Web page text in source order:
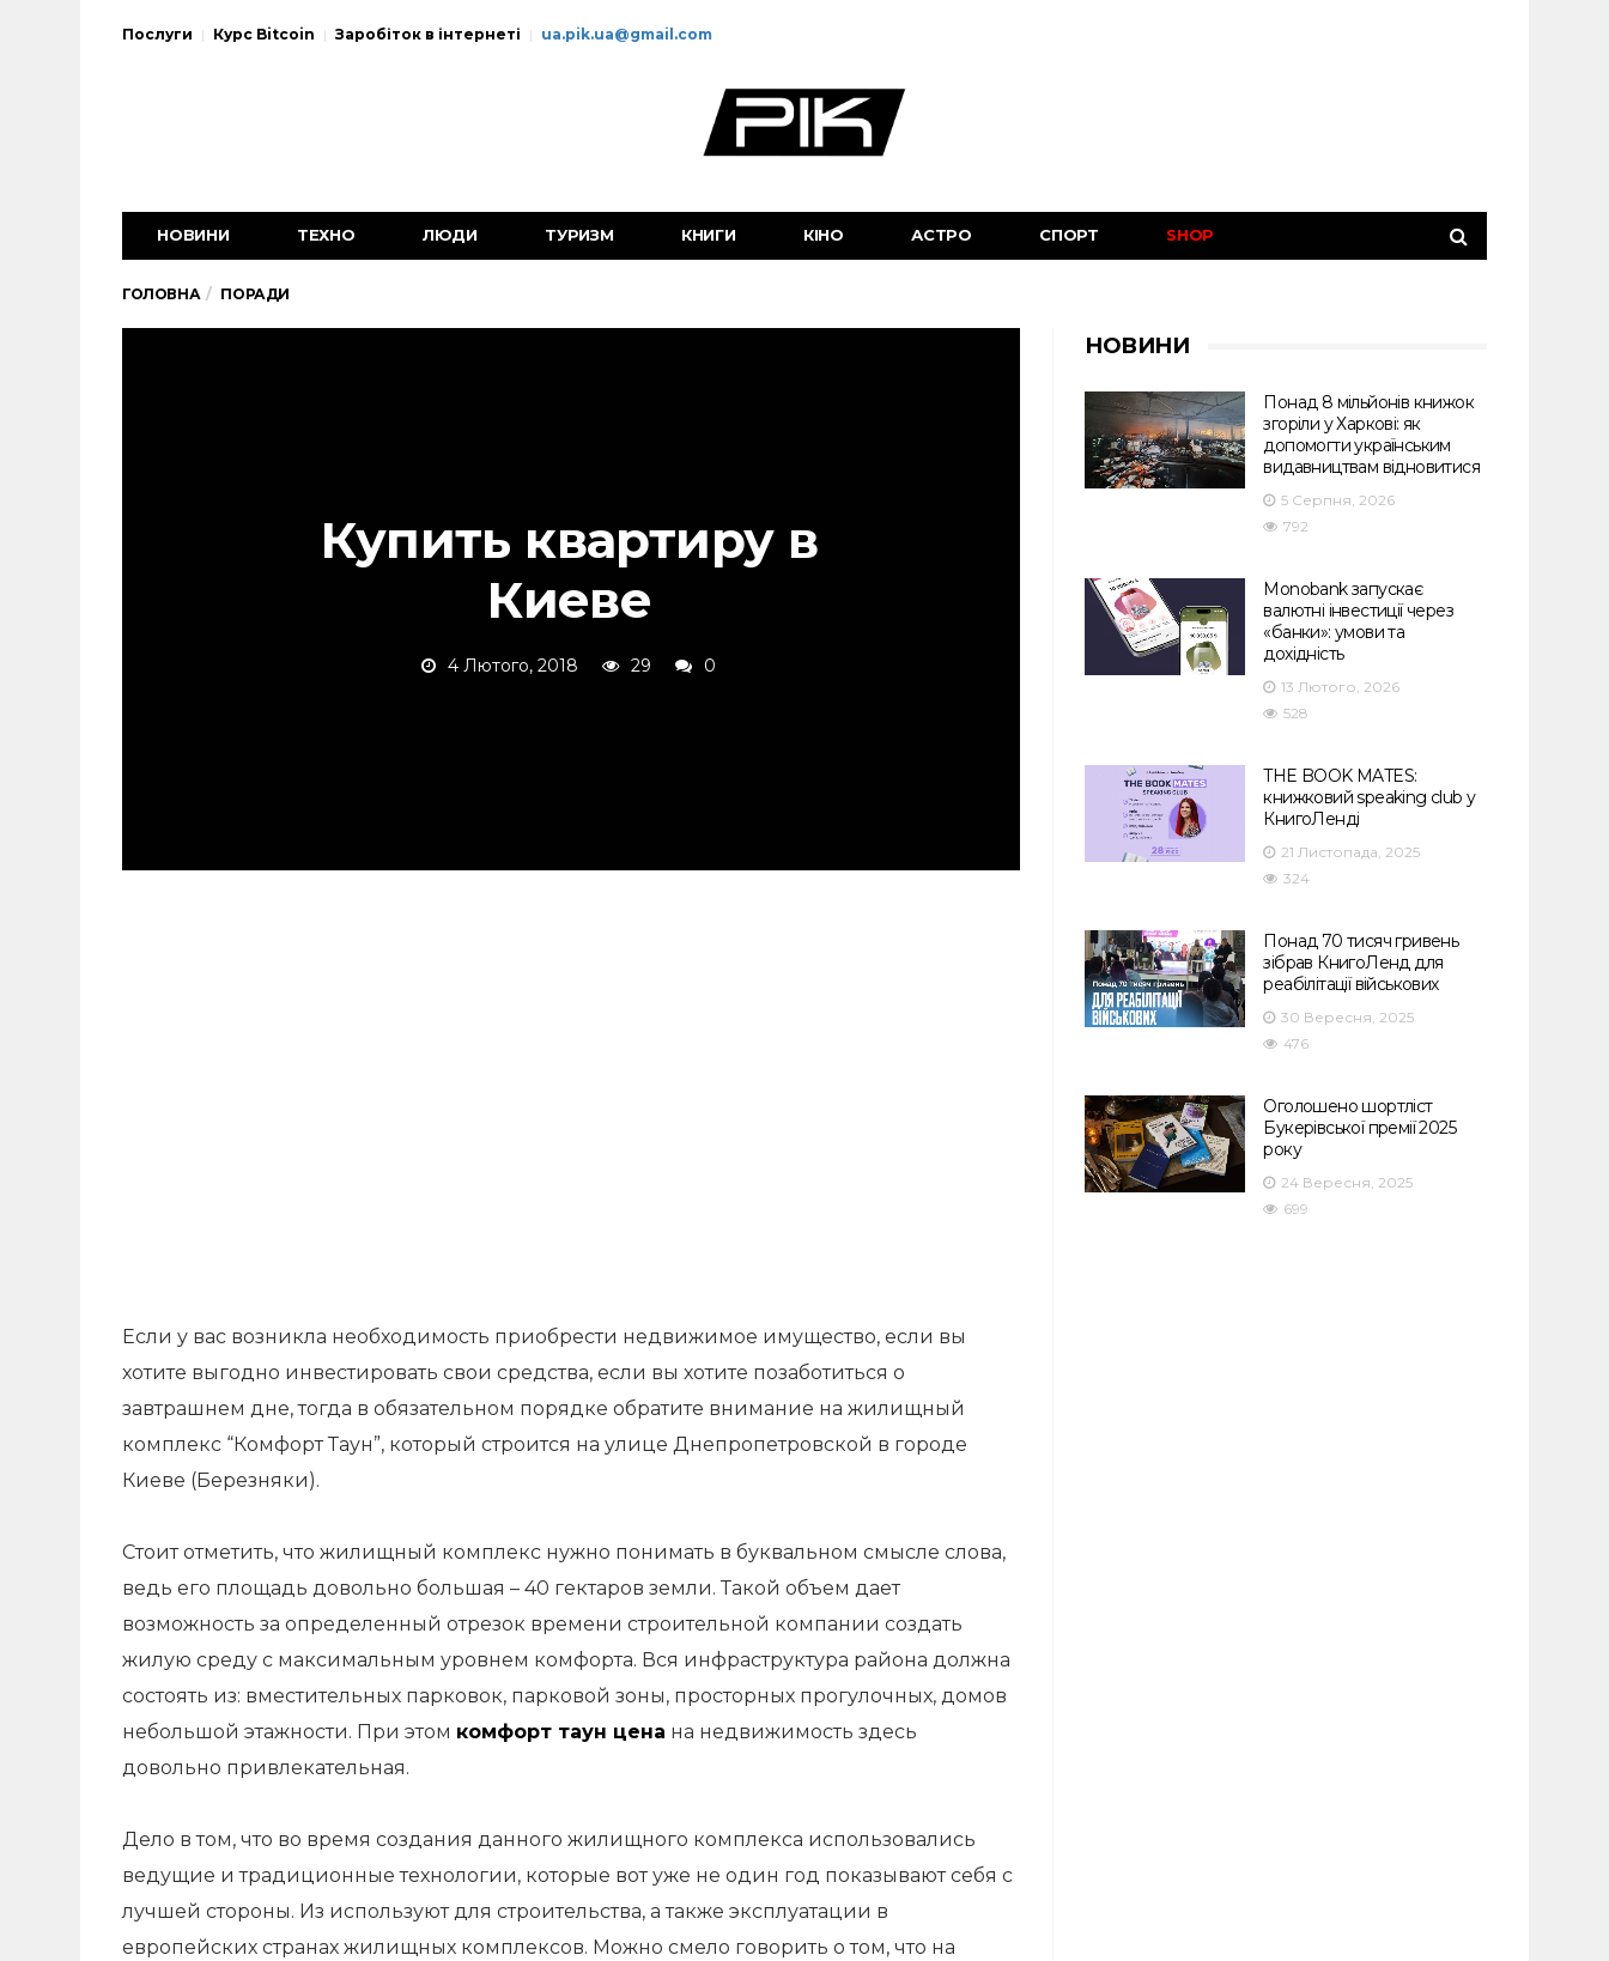
Послуги Курс Bitcoin Заробіток в інтернеті ua.pik.ua@gmail.com
НОВИНИ ТЕХНО ЛЮДИ ТУРИЗМ КНИГИ КІНО АСТРО СПОРТ SHOP
ГОЛОВНА ПОРАДИ
Купить квартиру в
Киеве
4 Лютого, 2018 29 0
Если у вас возникла необходимость приобрести недвижимое имущество, если вы
хотите выгодно инвестировать свои средства, если вы хотите позаботиться о
завтрашнем дне, тогда в обязательном порядке обратите внимание на жилищный
комплекс “Комфорт Таун”, который строится на улице Днепропетровской в городе
Киеве (Березняки).
Стоит отметить, что жилищный комплекс нужно понимать в буквальном смысле слова,
ведь его площадь довольно большая – 40 гектаров земли. Такой объем дает
возможность за определенный отрезок времени строительной компании создать
жилую среду с максимальным уровнем комфорта. Вся инфраструктура района должна
состоять из: вместительных парковок, парковой зоны, просторных прогулочных, домов
небольшой этажности. При этом комфорт таун цена на недвижимость здесь
довольно привлекательная.
Дело в том, что во время создания данного жилищного комплекса использовались
ведущие и традиционные технологии, которые вот уже не один год показывают себя с
лучшей стороны. Из используют для строительства, а также эксплуатации в
европейских странах жилищных комплексов. Можно смело говорить о том, что на
НОВИНИ
Понад 8 мільйонів книжок
згоріли у Харкові: як
допомогти українським
видавництвам відновитися
5 Серпня, 2026
792
Monobank запускає
валютні інвестиції через
«банки»: умови та
дохідність
13 Лютого, 2026
528
THE BOOK MATES:
книжковий speaking club у
КнигоЛенді
21 Листопада, 2025
324
Понад 70 тисяч гривень
зібрав КнигоЛенд для
реабілітації військових
30 Вересня, 2025
476
Оголошено шортліст
Букерівської премії 2025
року
24 Вересня, 2025
699